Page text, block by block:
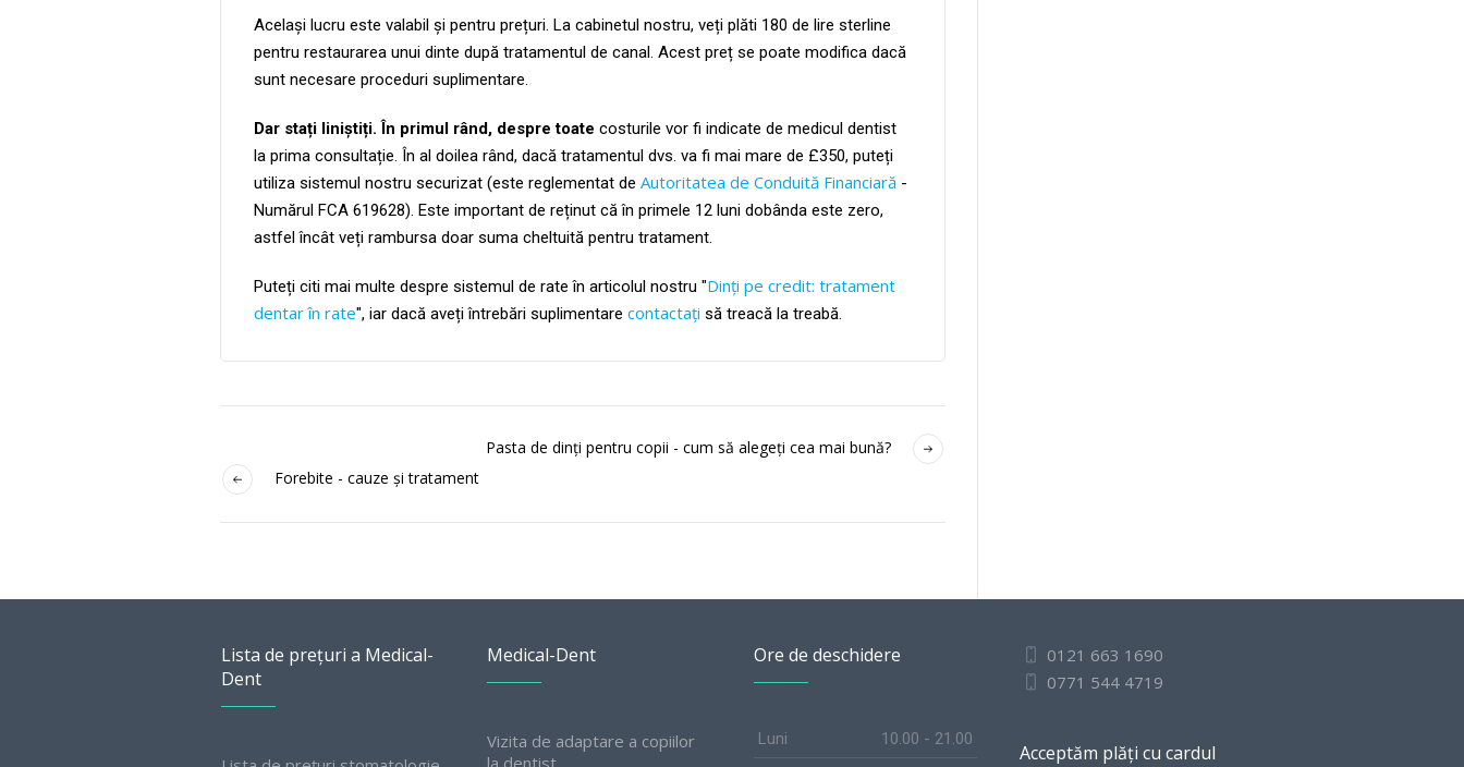
Același lucru este valabil și pentru prețuri. La cabinetul nostru, veți plăti 180 de lire sterline
pentru restaurarea unui dinte după tratamentul de canal. Acest preț se poate modifica dacă
sunt necesare proceduri suplimentare.
Dar stați liniștiți. În primul rând, despre toate costurile vor fi indicate de medicul dentist
la prima consultație. În al doilea rând, dacă tratamentul dvs. va fi mai mare de £350, puteți
utiliza sistemul nostru securizat (este reglementat de Autoritatea de Conduită Financiară -
Numărul FCA 619628). Este important de reținut că în primele 12 luni dobânda este zero,
astfel încât veți rambursa doar suma cheltuită pentru tratament.
Puteți citi mai multe despre sistemul de rate în articolul nostru "Dinți pe credit: tratament
dentar în rate", iar dacă aveți întrebări suplimentare contactați să treacă la treabă.
Pasta de dinți pentru copii - cum să alegeți cea mai bună?
Forebite - cauze și tratament
Lista de prețuri a Medical-
Dent
Medical-Dent
Vizita de adaptare a copiilor
la dentist
Ore de deschidere
Luni
10.00 - 21.00
0121 663 1690
0771 544 4719
Acceptăm plăți cu cardul